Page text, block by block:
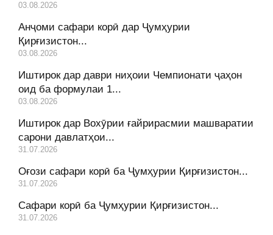
03.08.2026
Анҷоми сафари корӣ дар Ҷумҳурии
Қирғизистон...
03.08.2026
Иштирок дар даври ниҳоии Чемпионати ҷаҳон
оид ба формулаи 1...
03.08.2026
Иштирок дар Вохӯрии ғайрирасмии машваратии
сарони давлатҳои...
31.07.2026
Оғози сафари корӣ ба Ҷумҳурии Қирғизистон...
31.07.2026
Сафари корӣ ба Ҷумҳурии Қирғизистон...
31.07.2026